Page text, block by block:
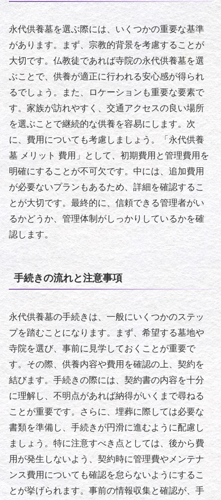
永代供養墓を選ぶ際には、いくつかの重要な基準
があります。まず、宗教的背景を考慮することが
大切です。仏教徒であれば寺院の永代供養墓を選
ぶことで、供養が適正に行われる安心感が得られ
るでしょう。また、ロケーションも重要な要素で
す。家族が訪れやすく、交通アクセスの良い場所
を選ぶことで継続的な供養を容易にします。次
に、費用についても考慮しましょう。「永代供養
墓 メリット 費用」として、初期費用と管理費用を
明確にすることが不可欠です。中には、追加費用
が必要ないプランもあるため、詳細を確認するこ
とが大切です。最終的に、信頼できる管理者がい
るかどうか、管理体制がしっかりしているかを確
認します。
手続きの流れと注意事項
永代供養墓の手続きは、一般にいくつかのステッ
プを踏むことになります。まず、希望する墓地や
寺院を選び、事前に見学しておくことが重要で
す。その際、供養内容や費用を確認の上、契約を
結びます。手続きの際には、契約書の内容を十分
に理解し、不明点があれば納得がいくまで尋ねる
ことが重要です。さらに、埋葬に際しては必要な
書類を準備し、手続きが円滑に進むように配慮し
ましょう。特に注意すべき点としては、後から費
用が発生しないよう、契約時に管理費やメンテナ
ンス費用についても確認を怠らないようにするこ
とが挙げられます。事前の情報収集と確認が、手